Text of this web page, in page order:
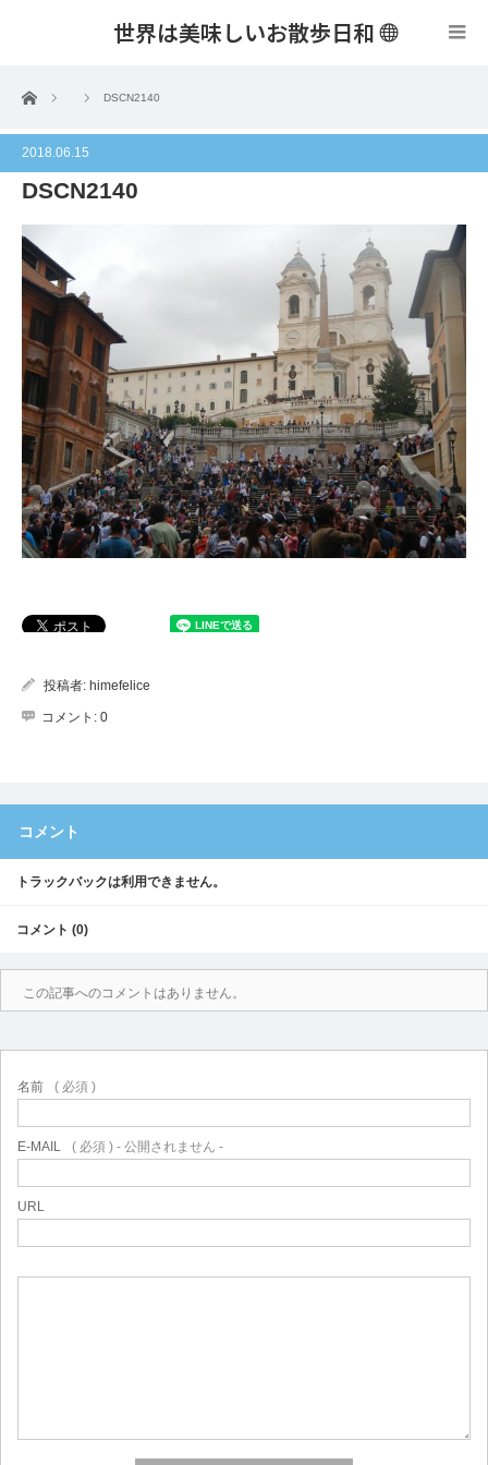
世界は美味しいお散歩日和
ホーム DSCN2140
2018.06.15
DSCN2140
投稿者: himefelice
コメント: 0
コメント
トラックバックは利用できません。
コメント (0)
この記事へのコメントはありません。
名前 ( 必須 )
E-MAIL ( 必須 ) - 公開されません -
URL